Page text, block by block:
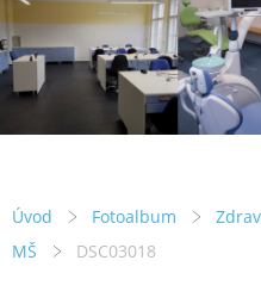
Úvod Fotoalbum
MŠ
DSC03018